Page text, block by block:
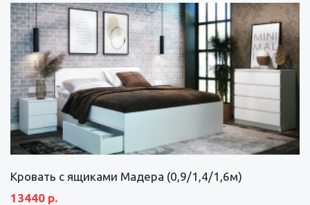
Кровать с ящиками Мадера (0,9/1,4/1,6м)
13440 р.